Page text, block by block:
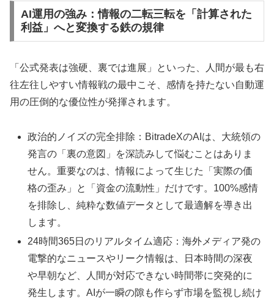
AI運用の強み：情報の二転三転を「計算された
利益」へと変換する鉄の規律
「公式発表は強硬、裏では進展」といった、人間が最も右
往左往しやすい情報戦の最中こそ、感情を持たない自動運
用の圧倒的な優位性が発揮されます。
政治的ノイズの完全排除：BitradeXのAIは、大統領の
発言の「裏の意図」を深読みして悩むことはありま
せん。重要なのは、情報によって生じた「実際の価
格の歪み」と「資金の流動性」だけです。100%感情
を排除し、純粋な数値データとして最適解を導き出
します。
24時間365日のリアルタイム適応：海外メディア発の
電撃的なニュースやリーク情報は、日本時間の深夜
や早朝など、人間が対応できない時間帯に突発的に
発生します。AIが一瞬の隙も作らず市場を監視し続け